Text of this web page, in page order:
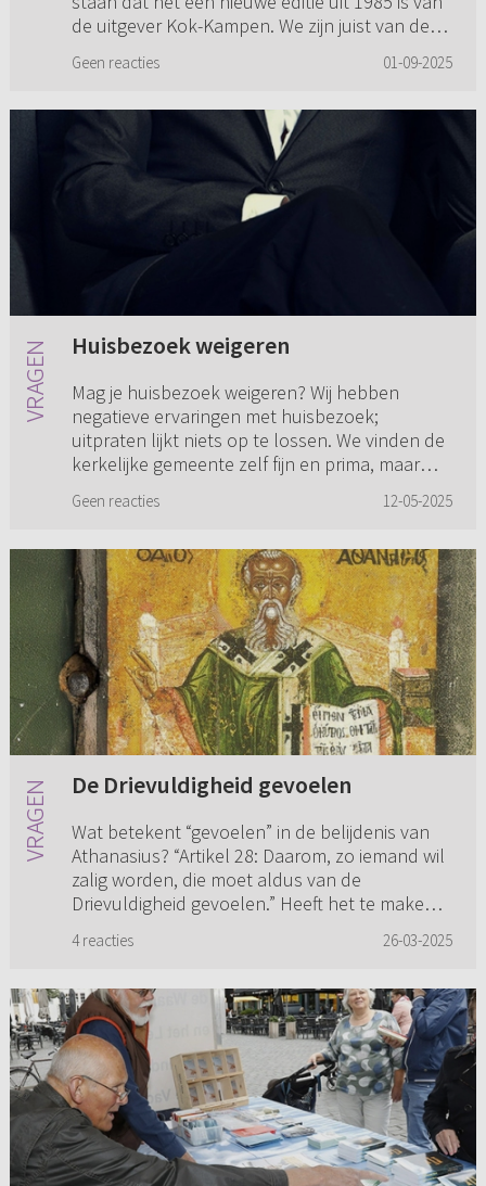
de uitgever Kok-Kampen. We zijn juist van de
Geen reacties 01-09-2025
Huisbezoek weigeren
Mag je huisbezoek weigeren? Wij hebben
negatieve ervaringen met huisbezoek;
uitpraten lijkt niets op te lossen. We vinden de
kerkelijke gemeente zelf fijn en prima, maar
Geen reacties 12-05-2025
De Drievuldigheid gevoelen
Wat betekent “gevoelen” in de belijdenis van
Athanasius? “Artikel 28: Daarom, zo iemand wil
zalig worden, die moet aldus van de
Drievuldigheid gevoelen.” Heeft het te maken
4 reacties 26-03-2025